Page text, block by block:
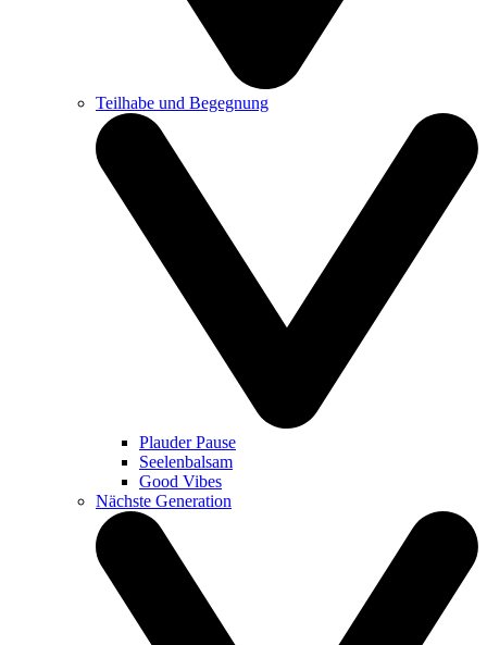
Teilhabe und Begegnung
Plauder Pause
Seelenbalsam
Good Vibes
Nächste Generation